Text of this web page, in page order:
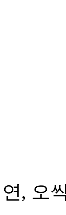
, 오